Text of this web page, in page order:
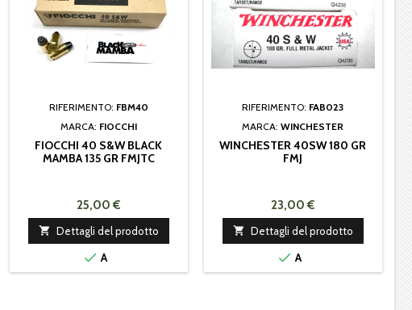
RIFERIMENTO: FBM40
MARCA: FIOCCHI
FIOCCHI 40 S&W BLACK
MAMBA 135 GR FMJTC
25,00 €
 Dettagli del prodotto
 A
RIFERIMENTO: FAB023
MARCA:WINCHESTER
WINCHESTER 40SW 180 GR
FMJ
23,00 €
 Dettagli del prodotto
 A